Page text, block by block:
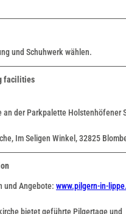
und Schuhwerk wählen.
facilities
an der Parkpalette Holstenhöfener
Im Seligen Winkel, 32825
und Angebote: www.pilgern-in-
bietet geführte Pilgertage und